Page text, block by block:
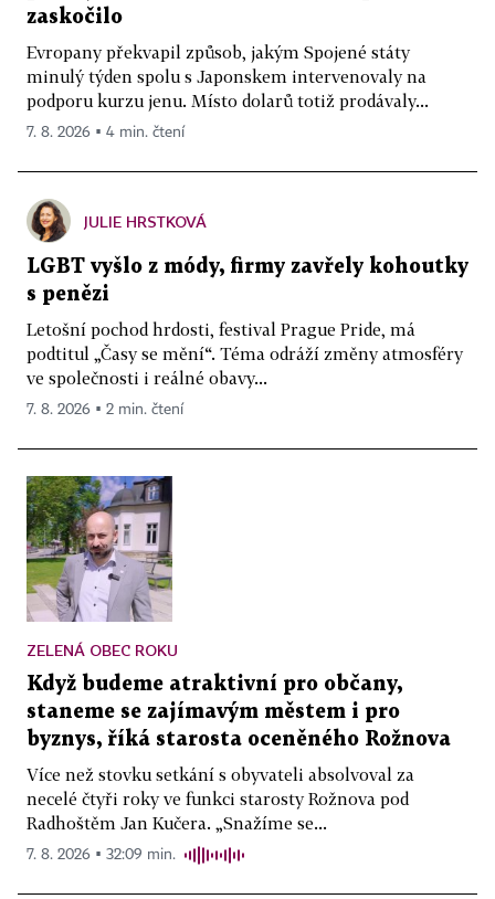
zaskočilo
Evropany překvapil způsob, jakým Spojené státy
minulý týden spolu s Japonskem intervenovaly na
podporu kurzu jenu. Místo dolarů totiž prodávaly...
7. 8. 2026 ▪ 4 min. čtení
JULIE HRSTKOVÁ
LGBT vyšlo z módy, firmy zavřely kohoutky
s penězi
Letošní pochod hrdosti, festival Prague Pride, má
podtitul „Časy se mění“. Téma odráží změny atmosféry
ve společnosti i reálné obavy...
7. 8. 2026 ▪ 2 min. čtení
ZELENÁ OBEC ROKU
Když budeme atraktivní pro občany,
staneme se zajímavým městem i pro
byznys, říká starosta oceněného Rožnova
Více než stovku setkání s obyvateli absolvoval za
necelé čtyři roky ve funkci starosty Rožnova pod
Radhoštěm Jan Kučera. „Snažíme se...
7. 8. 2026 ▪ 32:09 min.